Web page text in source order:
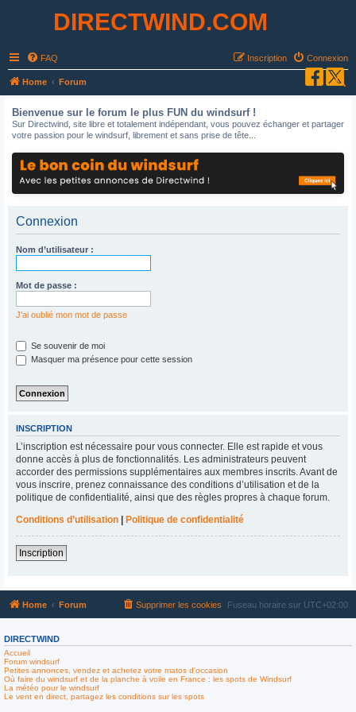
DIRECTWIND.COM
FAQ Connexion
Inscription
Home Forum
Bienvenue sur le forum le plus FUN du windsurf !
Sur Directwind, site libre et totalement indépendant, vous pouvez échanger et partager
votre passion pour le windsurf, librement et sans prise de tête...
Connexion
Nom d’utilisateur :
Mot de passe :
J’ai oublié mon mot de passe
Se souvenir de moi
Masquer ma présence pour cette session
INSCRIPTION
L’inscription est nécessaire pour vous connecter. Elle est rapide et vous
donne accès à plus de fonctionnalités. Les administrateurs peuvent
accorder des permissions supplémentaires aux membres inscrits. Avant de
vous inscrire, prenez connaissance des conditions d’utilisation et de la
politique de confidentialité, ainsi que des règles propres à chaque forum.
Conditions d’utilisation
Politique de confidentialité
Inscription
Home Forum Fuseau horaire sur UTC+02:00
Supprimer les cookies
DIRECTWIND
Accueil
Forum windsurf
Petites annonces, vendez et achetez votre matos d'occasion
Où faire du windsurf et de la planche à voile en France : les spots de Windsurf
La météo pour le windsurf
Le vent en direct, partagez les conditions sur les spots